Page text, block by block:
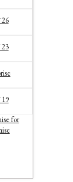
26
23
19
for